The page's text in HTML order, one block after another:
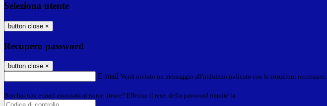
Seleziona utente
button close ×
Recupero password
button close ×
E-mail Verrà inviato un messaggio all'indirizzo indicato con le istruzioni necessarie.
Non hai una e-mail associata al nome utente? Effettua il reset della password tramite la